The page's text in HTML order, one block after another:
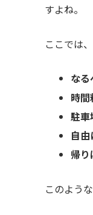
すよね。
ここでは、
な
時
駐車
自
帰
このよう